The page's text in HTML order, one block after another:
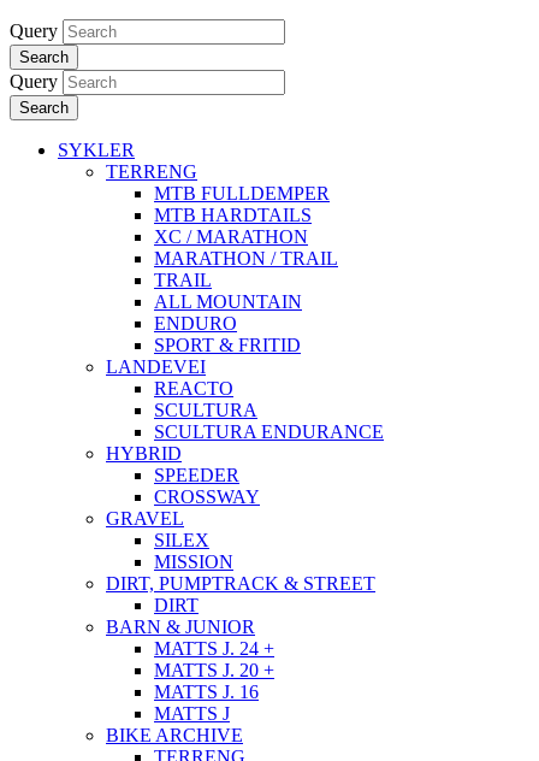
Query
Search
Query
Search
SYKLER
TERRENG
MTB FULLDEMPER
MTB HARDTAILS
XC / MARATHON
MARATHON / TRAIL
TRAIL
ALL MOUNTAIN
ENDURO
SPORT & FRITID
LANDEVEI
REACTO
SCULTURA
SCULTURA ENDURANCE
HYBRID
SPEEDER
CROSSWAY
GRAVEL
SILEX
MISSION
DIRT, PUMPTRACK & STREET
DIRT
BARN & JUNIOR
MATTS J. 24 +
MATTS J. 20 +
MATTS J. 16
MATTS J
BIKE ARCHIVE
TERRENG